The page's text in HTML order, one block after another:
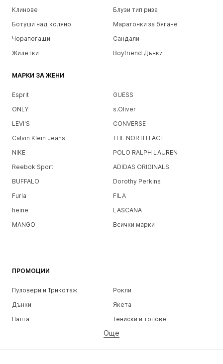
Клинове
Блузи тип риза
Ботуши над коляно
Маратонки за бягане
Чорапогащи
Сандали
Жилетки
Boyfriend Дънки
МАРКИ ЗА ЖЕНИ
Esprit
GUESS
ONLY
s.Oliver
LEVI'S
CONVERSE
Calvin Klein Jeans
THE NORTH FACE
NIKE
POLO RALPH LAUREN
Reebok Sport
ADIDAS ORIGINALS
BUFFALO
Dorothy Perkins
Furla
FILA
heine
LASCANA
MANGO
Всички марки
ПРОМОЦИИ
Пуловери и Трикотаж
Рокли
Дънки
Якета
Палта
Тениски и топове
Бельо
Поли
Блузи и туники
Още